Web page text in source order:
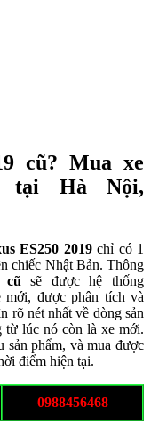
cũ? Mua xe
tại Hà Nội,
ES250 2019chỉ có 1
chiếc Nhật Bản. Thông
cũsẽ được hệ thống
được phân tích và
rõ nét nhất về dòng sản
từ lúc nó còn là xe mới.
phẩm, và mua được
điểm hiện tại.
0988456468